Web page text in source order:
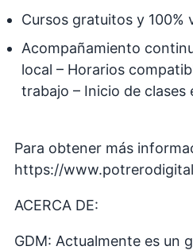
Cursos gratuitos y 100%
Acompañamiento
local – Horarios
trabajo – Inicio de clases
Para obtener más
https://
ACERCA DE:
GDM: Actualmente es un